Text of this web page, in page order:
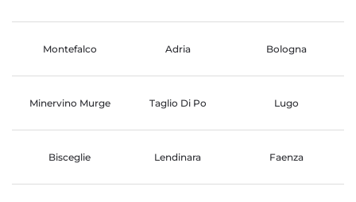
Montefalco Adria Bologna
Minervino Murge Taglio Di Po Lugo
Bisceglie Lendinara Faenza